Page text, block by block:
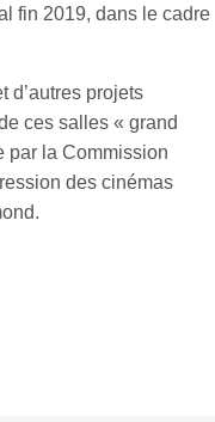
fin 2019, dans le cadre
d’autres projets
ces salles « grand
par la Commission
des cinémas